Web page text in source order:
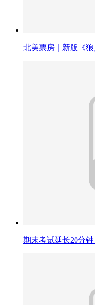
北美票房｜新版《
期末考试延长20分